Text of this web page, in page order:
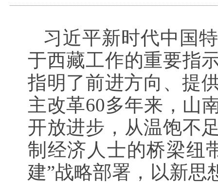
习近平新时代中国
于西藏工作的重要指
指明了前进方向、提
主改革60多年来，山
开放进步，从温饱不
制经济人士的桥梁纽
建”战略部署，以新思